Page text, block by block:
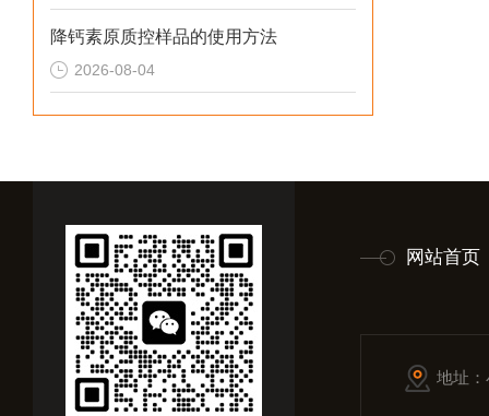
降钙素原质控样品的使用方法
2026-08-04
网站首页
地址